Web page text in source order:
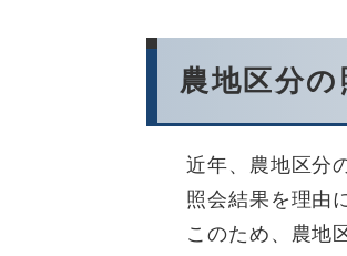
農地区分
近年、農地区分
照会結果を理由
このため、農地